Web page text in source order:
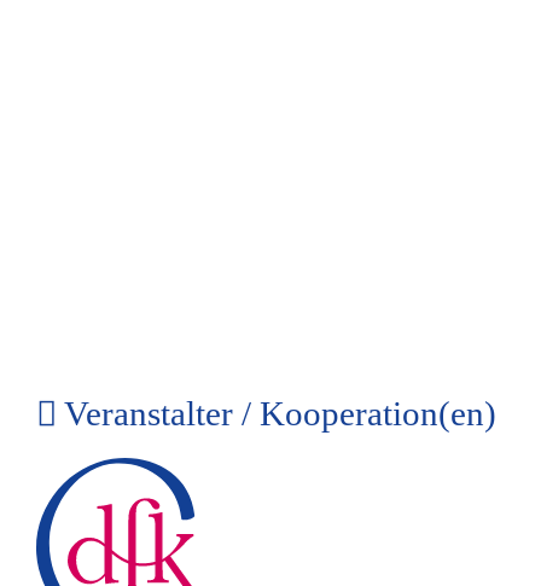
Veranstalter / Kooperation(en)